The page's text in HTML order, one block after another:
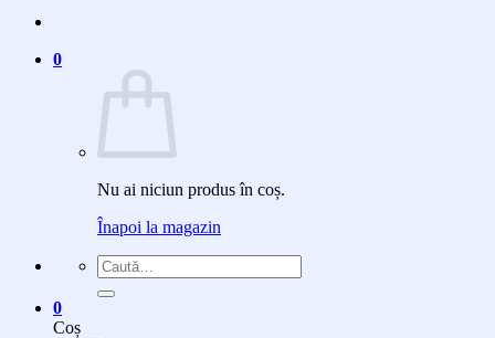
0
Nu ai niciun produs în coș.
Înapoi la magazin
Caută
după:
0
Coș